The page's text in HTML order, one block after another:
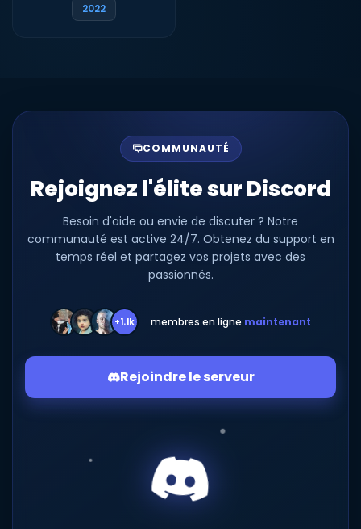
2022
COMMUNAUTÉ
Rejoignez l'élite sur Discord
Besoin d'aide ou envie de discuter ? Notre
communauté est active 24/7. Obtenez du support en
temps réel et partagez vos projets avec des
passionnés.
+1.1k membres en ligne maintenant
Rejoindre le serveur